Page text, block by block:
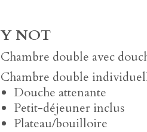
Y NOT
Chambre double avec
Chambre double
Douche attenante
Petit-déjeuner inclus
Plateau/bouilloire